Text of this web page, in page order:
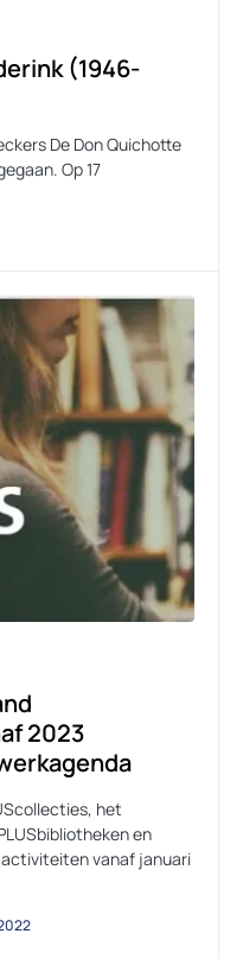
(1946-
De Don Quichotte
Op 17
2023
het
en
vanaf januari